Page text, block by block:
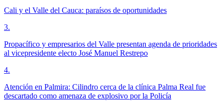
Cali y el Valle del Cauca: paraísos de oportunidades
3.
Propacífico y empresarios del Valle presentan agenda de prioridades
al vicepresidente electo José Manuel Restrepo
4.
Atención en Palmira: Cilindro cerca de la clínica Palma Real fue
descartado como amenaza de explosivo por la Policía